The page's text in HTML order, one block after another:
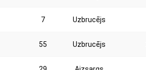
7 Uzbrucējs
55 Uzbrucējs